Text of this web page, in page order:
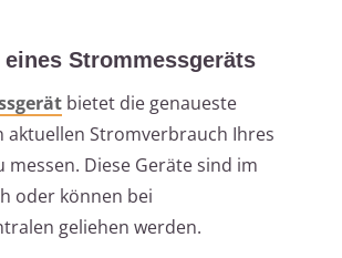
eines Strommessgeräts
bietet die genaueste
aktuellen Stromverbrauch Ihres
messen. Diese Geräte sind im
oder können bei
geliehen werden.